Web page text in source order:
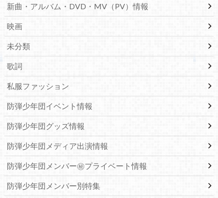
新曲・アルバム・DVD・MV（PV）情報
映画
未分類
歌詞
私服ファッション
防弾少年団イベント情報
防弾少年団グッズ情報
防弾少年団メディア出演情報
防弾少年団メンバー㊙プライベート情報
防弾少年団メンバー別特集